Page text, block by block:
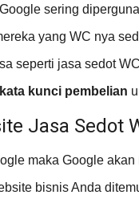
sering
yang WC nya
seperti jasa sedot
kata kunci pembelian
Jasa Sedot
maka Google
bisnis Anda